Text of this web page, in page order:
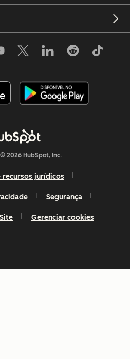
2026 HubSpot, Inc.
recursos jurídicos
Segurança
Gerenciar cookies